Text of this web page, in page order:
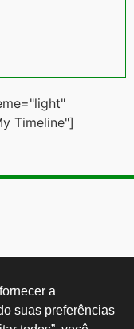
Timeline"]
a
suas preferências